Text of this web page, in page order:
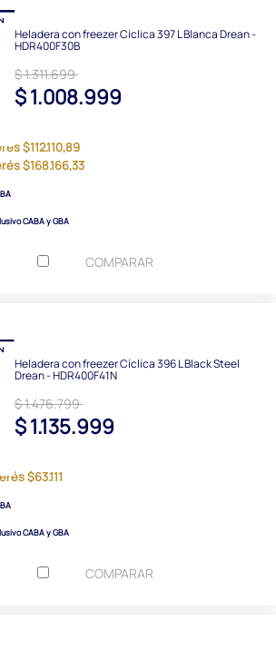
Heladera con freezer Cíclica 397 L Blanca Drean -
HDR400F30B
$ 1.311.699
$ 1.008.999
$112.110,89
$168.166,33
CABA y GBA
COMPARAR
Heladera con freezer Cíclica 396 L Black Steel
Drean - HDR400F41N
$ 1.476.799
$ 1.135.999
$63.111
CABA y GBA
COMPARAR